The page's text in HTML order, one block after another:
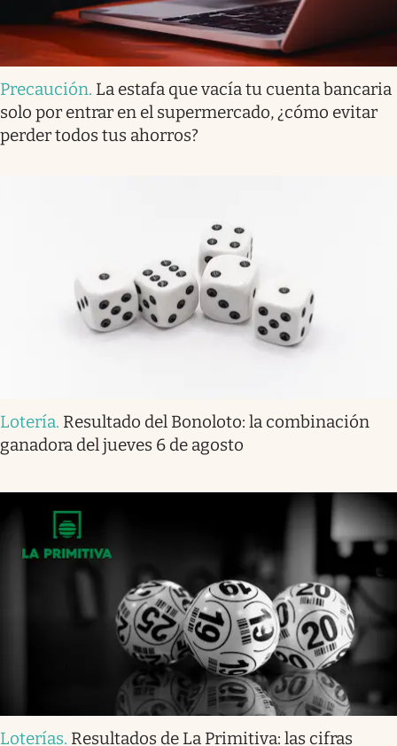
Precaución. La estafa que vacía tu cuenta bancaria
solo por entrar en el supermercado, ¿cómo evitar
perder todos tus ahorros?
Lotería. Resultado del Bonoloto: la combinación
ganadora del jueves 6 de agosto
Loterías. Resultados de La Primitiva: las cifras